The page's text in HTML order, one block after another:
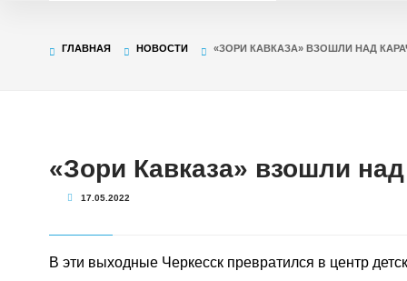
Глава КЧР Рашид
300 тысяч рублей на
Глава КЧР Рашид
ГЛАВНАЯ
НОВОСТИ «ЗОРИ КАВКАЗА» ВЗОШЛИ НАД
«Зори Кавказа» взошли
17.05.2022
В эти выходные Черкесск превратился в центр